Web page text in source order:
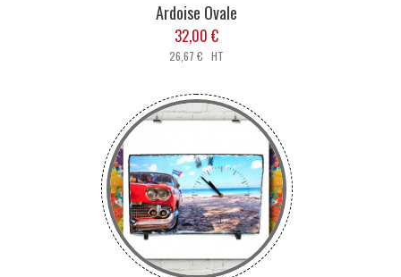
Ardoise Ovale
32,00 €
26,67 € HT